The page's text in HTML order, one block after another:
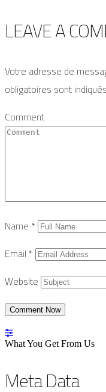
LEAVE A
Votre adresse de
obligatoires sont
Comment
Name *
Email *
Website
What You Get From Us
Meta Data